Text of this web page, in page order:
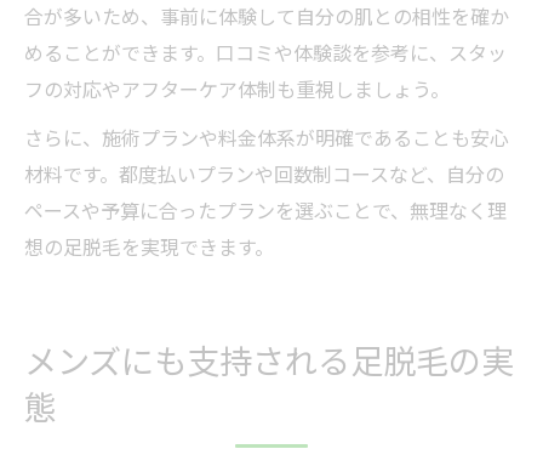
合が多いため、事前に体験して自分の肌との相性を確か
めることができます。口コミや体験談を参考に、スタッ
フの対応やアフターケア体制も重視しましょう。
さらに、施術プランや料金体系が明確であることも安心
材料です。都度払いプランや回数制コースなど、自分の
ペースや予算に合ったプランを選ぶことで、無理なく理
想の足脱毛を実現できます。
メンズにも支持される足脱毛の実
態